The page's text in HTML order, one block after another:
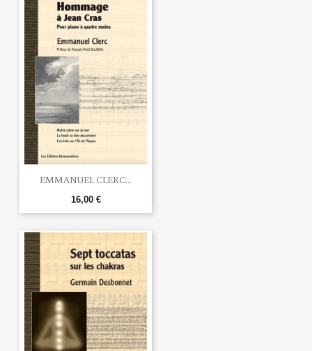
EMMANUEL CLERC...
16,00 €